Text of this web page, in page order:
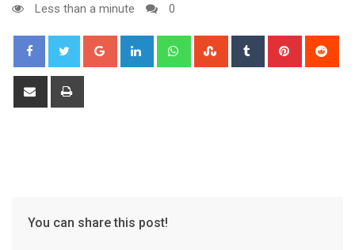
Less than a minute
0
Google+ LinkedIn WhatsappStumbleUpon
Tumblr Pinterest
Share
You can share this post!